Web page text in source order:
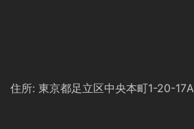
住所: 東京都足立区中央本町1-20-17A